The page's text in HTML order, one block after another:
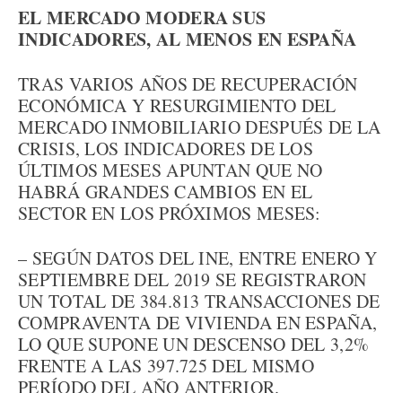
EL MERCADO MODERA SUS
INDICADORES, AL MENOS EN ESPAÑA
TRAS VARIOS AÑOS DE RECUPERACIÓN
ECONÓMICA Y RESURGIMIENTO DEL
MERCADO INMOBILIARIO DESPUÉS DE LA
CRISIS, LOS INDICADORES DE LOS
ÚLTIMOS MESES APUNTAN QUE NO
HABRÁ GRANDES CAMBIOS EN EL
SECTOR EN LOS PRÓXIMOS MESES:
– SEGÚN DATOS DEL INE, ENTRE ENERO Y
SEPTIEMBRE DEL 2019 SE REGISTRARON
UN TOTAL DE 384.813 TRANSACCIONES DE
COMPRAVENTA DE VIVIENDA EN ESPAÑA,
LO QUE SUPONE UN DESCENSO DEL 3,2%
FRENTE A LAS 397.725 DEL MISMO
PERÍODO DEL AÑO ANTERIOR.